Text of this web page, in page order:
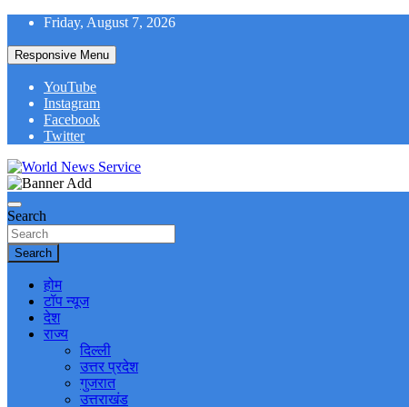
Skip
content
Friday, August 7, 2026
Responsive Menu
YouTube
Instagram
Facebook
Twitter
World News Service
Search
Search
होम
टॉप न्यूज
देश
राज्य
दिल्ली
उत्तर प्रदेश
गुजरात
उत्तराखंड